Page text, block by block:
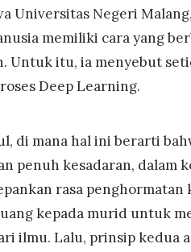
Universitas Negeri
memiliki cara yang
Untuk itu, ia menyebut
Deep Learning.
di mana hal ini berarti
penuh kesadaran, dalam
rasa penghormatan
kepada murid untuk
ilmu. Lalu, prinsip kedua